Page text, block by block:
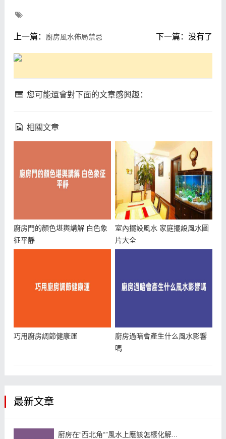
上一篇： 廚房風水佈局禁忌 下一篇：没有了
您可能還會對下面的文章感興趣：
相關文章
廚房門的顏色堪輿講解 白色象
征平靜
室內擺設風水 家庭擺設風水圖
片大全
巧用廚房調節健康運
廚房過暗會產生什么風水影響
嗎
最新文章
廚房在“西北角“”風水上應該怎樣化解...